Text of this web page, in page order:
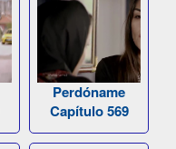
Perdóname
Capítulo 569